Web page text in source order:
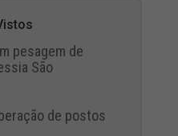
pesagem de
São
de postos